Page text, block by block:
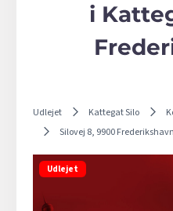
i
Udlejet Kattegat Silo
Silovej 8, 9900
Udlejet